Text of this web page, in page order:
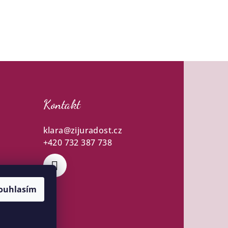
Kontakt
klara@zijuradost.cz
+420 732 387 738